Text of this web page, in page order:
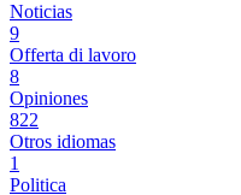
Noticias
9
Offerta di lavoro
8
Opiniones
822
Otros idiomas
1
Politica